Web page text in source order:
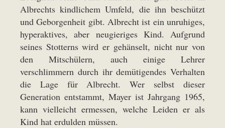
Albrechts kindlichem Umfeld, die ihn beschützt
und Geborgenheit gibt. Albrecht ist ein unruhiges,
hyperaktives, aber neugieriges Kind. Aufgrund
seines Stotterns wird er gehänselt, nicht nur von
den Mitschülern, auch einige Lehrer
verschlimmern durch ihr demütigendes Verhalten
die Lage für Albrecht. Wer selbst dieser
Generation entstammt, Mayer ist Jahrgang 1965,
kann vielleicht ermessen, welche Leiden er als
Kind hat erdulden müssen.